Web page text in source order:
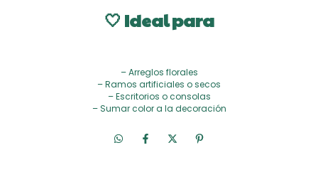
🤍 Ideal para
– Arreglos florales
– Ramos artificiales o secos
– Escritorios o consolas
– Sumar color a la decoración